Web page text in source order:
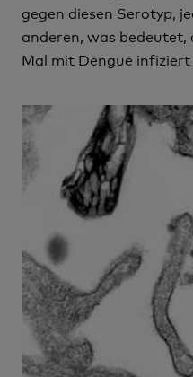
gegen diesen Serotyp,
anderen, was bedeutet,
Mal mit Dengue